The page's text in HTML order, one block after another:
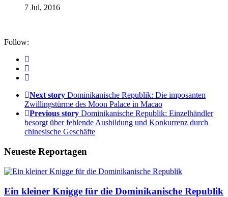
7 Jul, 2016
Follow:
Next story Dominikanische Republik: Die imposanten
Zwillingstürme des Moon Palace in Macao
Previous story Dominikanische Republik: Einzelhändler
besorgt über fehlende Ausbildung und Konkurrenz durch
chinesische Geschäfte
Neueste Reportagen
Ein kleiner Knigge für die Dominikanische Republik